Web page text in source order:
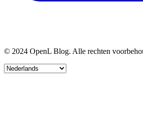
© 2024 OpenL Blog. Alle rechten